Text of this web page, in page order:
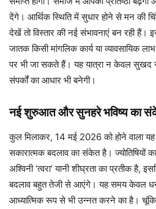
देंगे। आर्थिक स्थिति में सुधार होने से मन की
देखें तो विस्तार की नई संभावनाएं बन रही हैं।
जातक किसी मांगलिक कार्य या व्यावसायिक
पर भी जा सकते हैं। यह यात्रा न केवल सुखद
संपर्कों का आधार भी बनेगी।
नई शुरुआत और सुनहरे भविष्य का
कुल मिलाकर, 14 मई 2026 को होने वाला यह
सकारात्मक बदलाव का संकेत है। ज्योतिषियों
अश्विनी ‘त्वरा’ यानी शीघ्रता का प्रतीक है,
बदलाव बहुत तेजी से आएंगे। यह समय केवल
आध्यात्मिक रूप से भी उन्नत करने का है।